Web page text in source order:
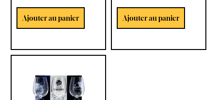
Ajouter au panier Ajouter au panier